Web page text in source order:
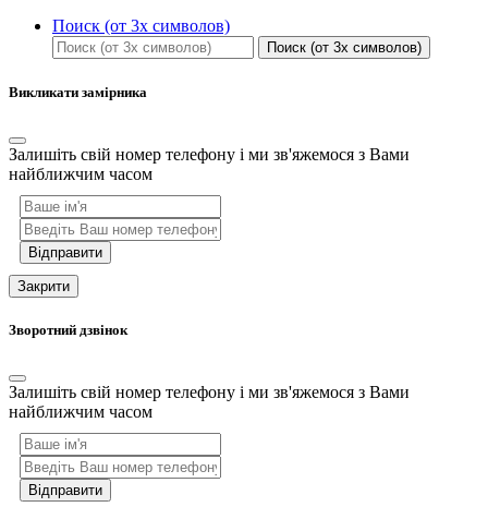
Поиск (от 3х символов)
Поиск (от 3х символов)
Викликати замірника
Залишіть свій номер телефону і ми зв'яжемося з Вами
найближчим часом
Відправити
Закрити
Зворотний дзвінок
Залишіть свій номер телефону і ми зв'яжемося з Вами
найближчим часом
Відправити